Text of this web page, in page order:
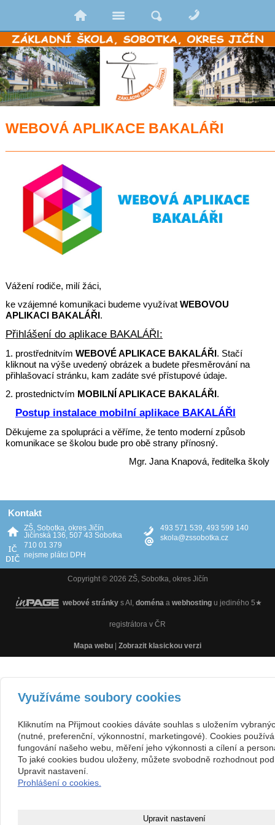
WEBOVÁ APLIKACE BAKALÁŘI
Vážení rodiče, milí žáci,
ke vzájemné komunikaci budeme využívat WEBOVOU
APLIKACI BAKALÁŘI.
Přihlášení do aplikace BAKALÁŘI:
1. prostřednitvím WEBOVÉ APLIKACE BAKALÁŘI. Stačí
kliknout na výše uvedený obrázek a budete přesměrování na
přihlašovací stránku, kam zadáte své přístupové údaje.
2. prostednictvím MOBILNÍ APLIKACE BAKALÁŘI.
Postup instalace mobilní aplikace BAKALÁŘI
Děkujeme za spolupráci a věříme, že tento moderní způsob
komunikace se školou bude pro obě strany přínosný.
Mgr. Jana Knapová, ředitelka školy
Kontakt
ZŠ, Sobotka, okres Jičín
Jičínská 136, 507 43 Sobotka
710 01 379
nejsme plátci DPH
493 571 539, 493 599 140
skola@zssobotka.cz
Copyright © 2026 ZŠ, Sobotka, okres Jičín
webové stránky s AI, doména a webhosting u jediného 5★
registrátora v ČR
Mapa webu Zobrazit klasickou verzi
Využíváme soubory cookies
Kliknutím na Přijmout cookies dáváte souhlas s uložením
(nutné, preferenční, výkonnostní, marketingové). Cookies
fungování našeho webu, měření jeho výkonnosti a cílení a
To jaké cookies budou uloženy, můžete svobodně rozhodnout
Upravit nastavení.
Prohlášení o cookies.
Upravit nastavení